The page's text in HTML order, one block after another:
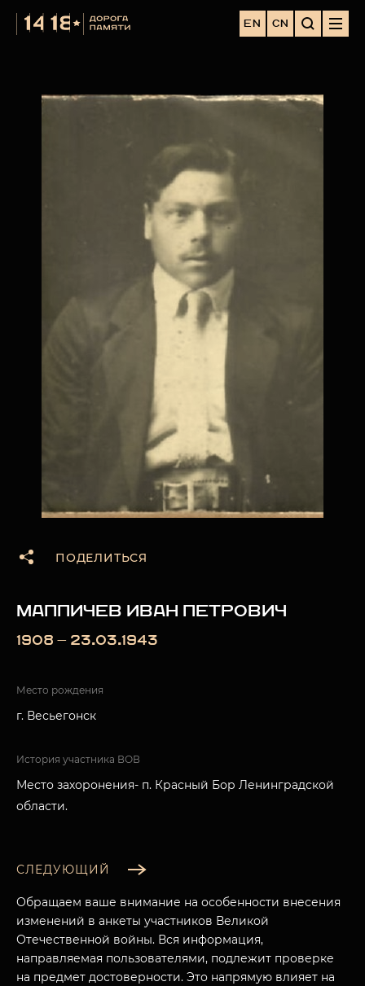
EN CN
ПОДЕЛИТЬСЯ
МАППИЧЕВ ИВАН ПЕТРОВИЧ
1908 — 23.03.1943
Место рождения
г. Весьегонск
История участника ВОВ
Место захоронения- п. Красный Бор Ленинградской
области.
СЛЕДУЮЩИЙ
Обращаем ваше внимание на особенности внесения
изменений в анкеты участников Великой
Отечественной войны. Вся информация,
направляемая пользователями, подлежит проверке
на предмет достоверности. Это напрямую влияет на